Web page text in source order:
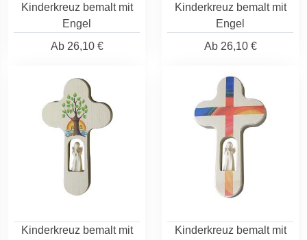
Kinderkreuz bemalt mit
Engel
Ab26,10 €
Kinderkreuz bemalt mit
Engel
Ab26,10 €
Kinderkreuz bemalt mit
Kinderkreuz bemalt mit